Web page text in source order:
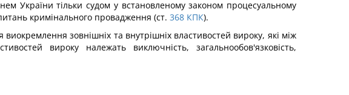
України тільки судом у встановленому законом процесуальному
кримінального провадження (ст. 368 КПК).
зовнішніх та внутрішніх властивостей вироку, які між
вироку належать виключність, загальнообов'язковість,